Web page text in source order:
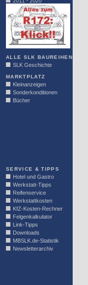
ALLE SLK BAUREIHEN
SLK Geschichte
MARKTPLATZ
Kleinanzeigen
Sonderkonditionen
Bücher
SERVICE & TIPPS
Hotel und Gastro
Werkstatt-Tipps
Reifenservice
Werkstattkosten
KfZ-Kosten-Rechner
Felgenkalkulator
Link-Tipps
Downloads
MBSLK.de-Statistik
Newsletterarchiv